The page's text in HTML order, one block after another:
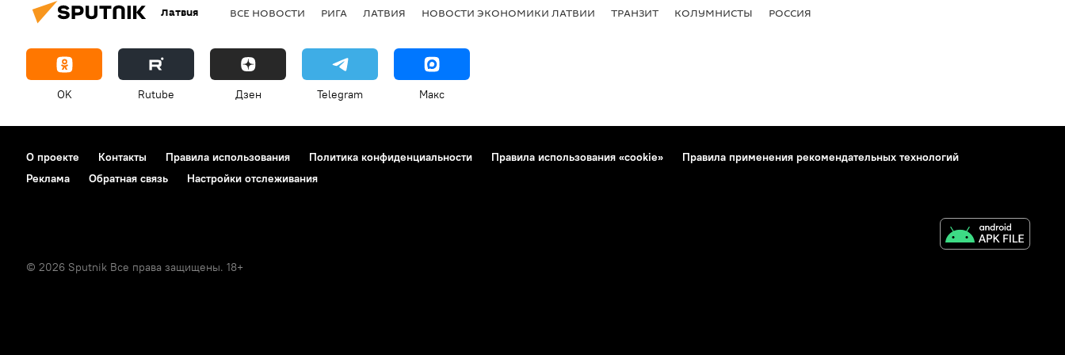
Латвия ВСЕ НОВОСТИ РИГА ЛАТВИЯ НОВОСТИ ЭКОНОМИКИ ЛАТВИИ ТРАНЗИТ КОЛУМНИСТЫ РОССИЯ
OK Rutube Дзен Telegram Макс
О проекте Контакты Правила использования Политика конфиденциальности Правила использования «cookie»
Правила применения рекомендательных технологий
Реклама
Обратная связь Настройки отслеживания
© 2026 Sputnik Все права защищены. 18+